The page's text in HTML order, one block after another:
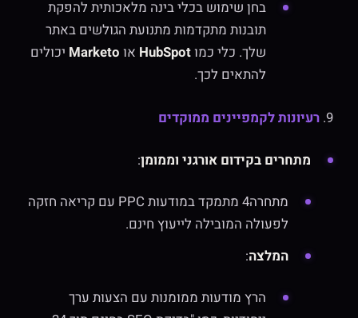
בחן שימוש בכלי בינה מלאכותית להפקת
תובנות מתקדמות מתנועת הגולשים באתר
שלך. כלי כמוHubSpotאוMarketoיכולים
להתאים לכך.
9. רעיונות לקמפיינים ממוקדים
מתחרים בקידום אורגני וממומן:
מתחרה4 מתמקד במודעות PPC עם קריאה חזקה
לפעולה המובילה לייעוץ חינם.
המלצה:
הרץ מודעות ממומנות עם הצעות ערך